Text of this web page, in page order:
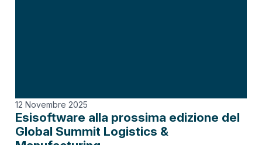
12 Novembre 2025
Esisoftware alla prossima edizione del
Global Summit Logistics &